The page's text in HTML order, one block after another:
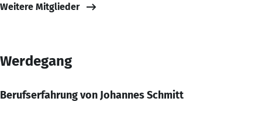
Weitere Mitglieder
Werdegang
Berufserfahrung von Johannes Schmitt